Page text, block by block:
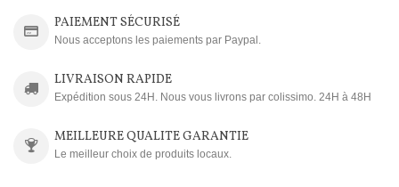
PAIEMENT SÉCURISÉ
Nous acceptons les paiements par Paypal.
LIVRAISON RAPIDE
Expédition sous 24H. Nous vous livrons par colissimo. 24H à 48H
MEILLEURE QUALITE GARANTIE
Le meilleur choix de produits locaux.